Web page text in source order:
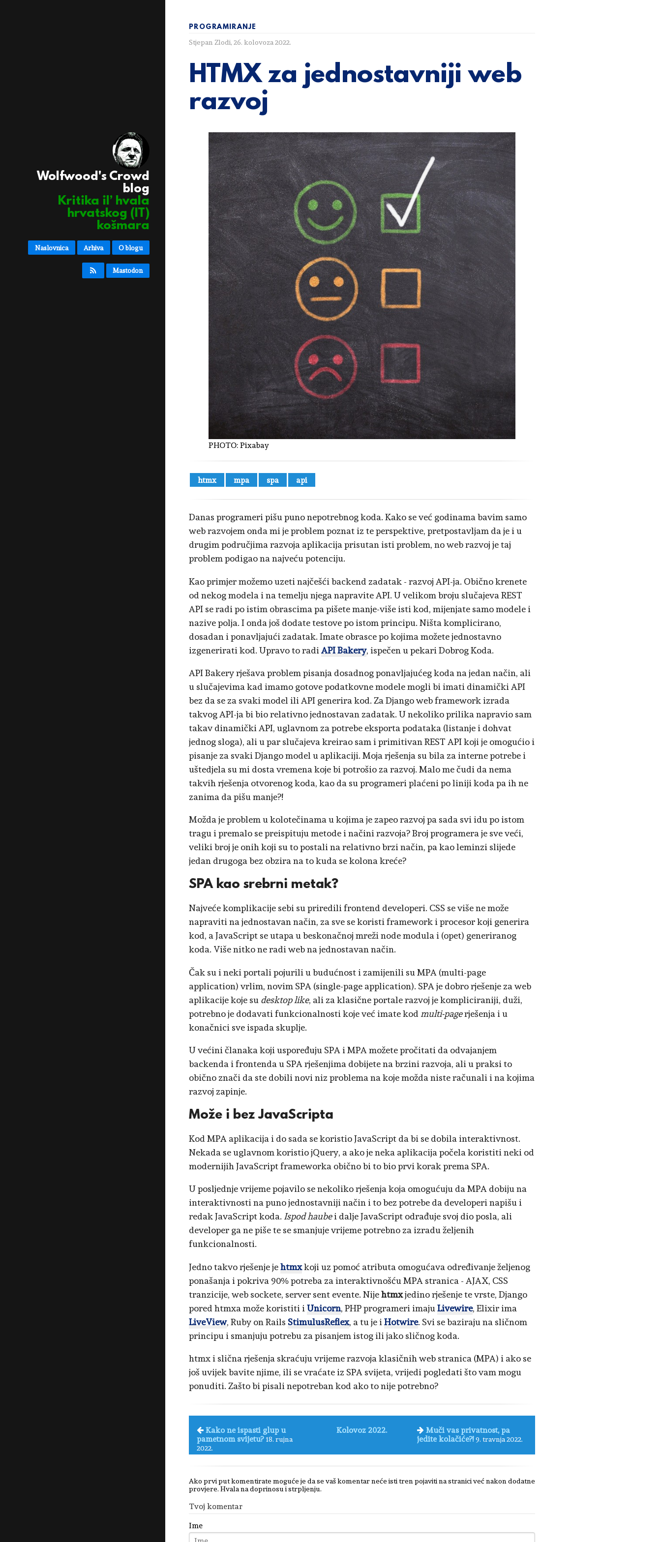
Wolfwood's Crowd
blog
Kritika il’ hvala
hrvatskog (IT)
košmara
Naslovnica Arhiva O blogu
Mastodon
PROGRAMIRANJE
Stjepan Zlodi, 26. kolovoza 2022.
HTMX za jednostavniji web
razvoj
PHOTO: Pixabay
htmx mpa spa api
Danas programeri pišu puno nepotrebnog koda. Kako se već godinama bavim samo
web razvojem onda mi je problem poznat iz te perspektive, pretpostavljam da je i u
drugim područjima razvoja aplikacija prisutan isti problem, no web razvoj je taj
problem podigao na najveću potenciju.
Kao primjer možemo uzeti najčešći backend zadatak - razvoj API-ja. Obično krenete
od nekog modela i na temelju njega napravite API. U velikom broju slučajeva REST
API se radi po istim obrascima pa pišete manje-više isti kod, mijenjate samo modele i
nazive polja. I onda još dodate testove po istom principu. Ništa komplicirano,
dosadan i ponavljajući zadatak. Imate obrasce po kojima možete jednostavno
izgenerirati kod. Upravo to radi API Bakery, ispečen u pekari Dobrog Koda.
API Bakery rješava problem pisanja dosadnog ponavljajućeg koda na jedan način, ali
u slučajevima kad imamo gotove podatkovne modele mogli bi imati dinamički API
bez da se za svaki model ili API generira kod. Za Django web framework izrada
takvog API-ja bi bio relativno jednostavan zadatak. U nekoliko prilika napravio sam
takav dinamički API, uglavnom za potrebe eksporta podataka (listanje i dohvat
jednog sloga), ali u par slučajeva kreirao sam i primitivan REST API koji je omogućio i
pisanje za svaki Django model u aplikaciji. Moja rješenja su bila za interne potrebe i
uštedjela su mi dosta vremena koje bi potrošio za razvoj. Malo me čudi da nema
takvih rješenja otvorenog koda, kao da su programeri plaćeni po liniji koda pa ih ne
zanima da pišu manje?!
Možda je problem u kolotečinama u kojima je zapeo razvoj pa sada svi idu po istom
tragu i premalo se preispituju metode i načini razvoja? Broj programera je sve veći,
veliki broj je onih koji su to postali na relativno brzi način, pa kao leminzi slijede
jedan drugoga bez obzira na to kuda se kolona kreće?
SPA kao srebrni metak?
Najveće komplikacije sebi su priredili frontend developeri. CSS se više ne može
napraviti na jednostavan način, za sve se koristi framework i procesor koji generira
kod, a JavaScript se utapa u beskonačnoj mreži node modula i (opet) generiranog
koda. Više nitko ne radi web na jednostavan način.
Čak su i neki portali pojurili u budućnost i zamijenili su MPA (multi-page
application) vrlim, novim SPA (single-page application). SPA je dobro rješenje za web
aplikacije koje su desktop like, ali za klasične portale razvoj je kompliciraniji, duži,
potrebno je dodavati funkcionalnosti koje već imate kod multi-pagerješenja i u
konačnici sve ispada skuplje.
U većini članaka koji uspoređuju SPA i MPA možete pročitati da odvajanjem
backenda i frontenda u SPA rješenjima dobijete na brzini razvoja, ali u praksi to
obično znači da ste dobili novi niz problema na koje možda niste računali i na kojima
razvoj zapinje.
Može i bez JavaScripta
Kod MPA aplikacija i do sada se koristio JavaScript da bi se dobila interaktivnost.
Nekada se uglavnom koristio jQuery, a ako je neka aplikacija počela koristiti neki od
modernijih JavaScript frameworka obično bi to bio prvi korak prema SPA.
U posljednje vrijeme pojavilo se nekoliko rješenja koja omogućuju da MPA dobiju na
interaktivnosti na puno jednostavniji način i to bez potrebe da developeri napišu i
redak JavaScript koda. Ispod haubei dalje JavaScript odrađuje svoj dio posla, ali
developer ga ne piše te se smanjuje vrijeme potrebno za izradu željenih
funkcionalnosti.
Jedno takvo rješenje jehtmxkoji uz pomoć atributa omogućava određivanje željenog
ponašanja i pokriva 90% potreba za interaktivnošću MPA stranica - AJAX, CSS
tranzicije, web sockete, server sent evente. Nijehtmxjedino rješenje te vrste, Django
pored htmxa može koristiti i Unicorn, PHP programeri imaju Livewire, Elixir ima
LiveView, Ruby on Rails StimulusReflex, a tu je i Hotwire. Svi se baziraju na sličnom
principu i smanjuju potrebu za pisanjem istog ili jako sličnog koda.
htmx i slična rješenja skraćuju vrijeme razvoja klasičnih web stranica (MPA) i ako se
još uvijek bavite njime, ili se vraćate iz SPA svijeta, vrijedi pogledati što vam mogu
ponuditi. Zašto bi pisali nepotreban kod ako to nije potrebno?
Kako ne ispasti glup u
pametnom svijetu? 18. rujna
2022.
Kolovoz 2022.
Muči vas privatnost, pa
jedite kolačiće?! 9. travnja 2022.
Ako prvi put komentirate moguće je da se vaš komentar neće isti tren pojaviti na stranici već nakon dodatne
provjere. Hvala na doprinosu i strpljenju.
Tvoj komentar
Ime